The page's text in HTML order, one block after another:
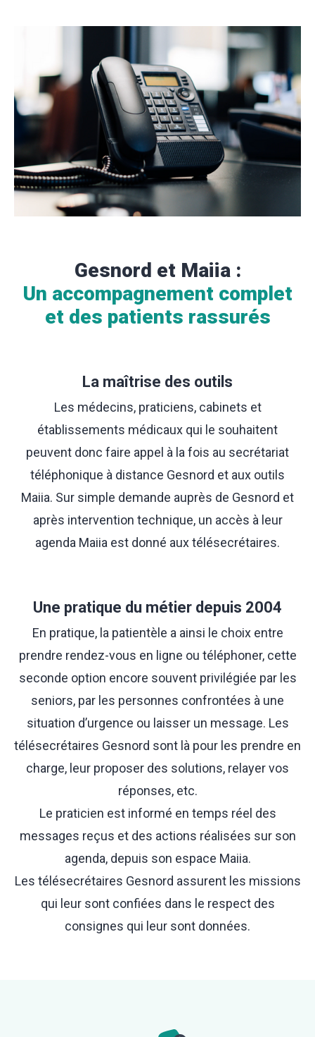
Gesnord et Maiia :
Un accompagnement complet
et des patients rassurés
La maîtrise des outils
Les médecins, praticiens, cabinets et
établissements médicaux qui le souhaitent
peuvent donc faire appel à la fois au secrétariat
téléphonique à distance Gesnord et aux outils
Maiia. Sur simple demande auprès de Gesnord et
après intervention technique, un accès à leur
agenda Maiia est donné aux télésecrétaires.
Une pratique du métier depuis 2004
En pratique, la patientèle a ainsi le choix entre
prendre rendez-vous en ligne ou téléphoner, cette
seconde option encore souvent privilégiée par les
seniors, par les personnes confrontées à une
situation d’urgence ou laisser un message. Les
télésecrétaires Gesnord sont là pour les prendre en
charge, leur proposer des solutions, relayer vos
réponses, etc.
Le praticien est informé en temps réel des
messages reçus et des actions réalisées sur son
agenda, depuis son espace Maiia.
Les télésecrétaires Gesnord assurent les missions
qui leur sont confiées dans le respect des
consignes qui leur sont données.